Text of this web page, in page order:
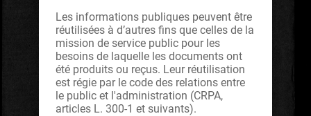
Les informations publiques peuvent être
réutilisées à d’autres fins que celles de la
mission de service public pour les
besoins de laquelle les documents ont
été produits ou reçus. Leur réutilisation
est régie par le code des relations entre
le public et l'administration (CRPA,
articles L. 300-1 et suivants).